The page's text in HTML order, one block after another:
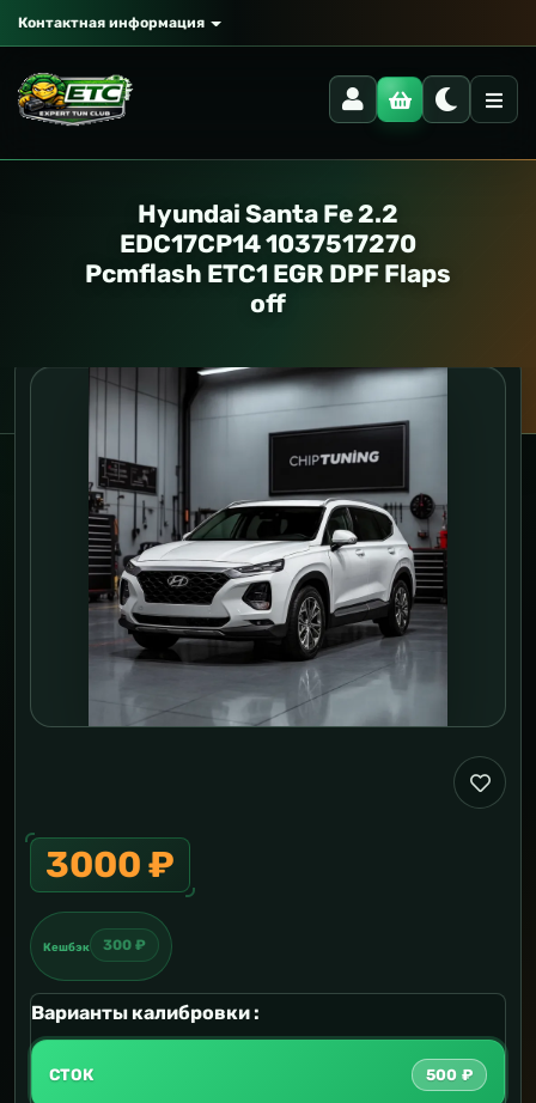
Контактная информация
Hyundai Santa Fe 2.2
EDC17CP14 1037517270
Pcmflash ETC1 EGR DPF Flaps
off
3000 ₽
Кешбэк 300 ₽
Варианты калибровки :
СТОК 500 ₽